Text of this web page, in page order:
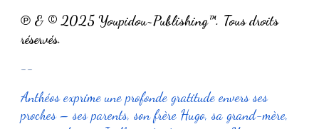
℗ & © 2025 Youpidou~Publishing™. Tous droits
réservés.
--
Anthéos exprime une profonde gratitude envers ses
proches – ses parents, son frère Hugo, sa grand-mère,